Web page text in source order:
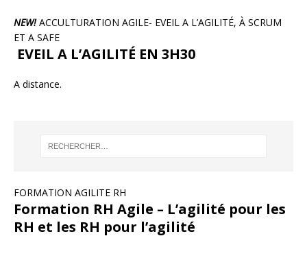
NEW!ACCULTURATION AGILE- EVEIL A L’AGILITÉ, À SCRUM
ET A SAFE
EVEIL A L’AGILITÉ EN 3H30
A distance.
FORMATION AGILITE RH
Formation RH Agile – L’agilité pour les
RH et les RH pour l’agilité